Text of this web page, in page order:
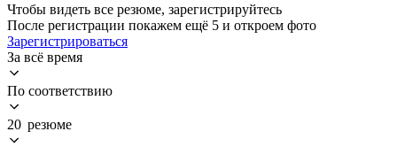
Чтобы видеть все резюме, зарегистрируйтесь
После регистрации покажем ещё 5 и откроем фото
Зарегистрироваться
За всё время
По соответствию
20 резюме